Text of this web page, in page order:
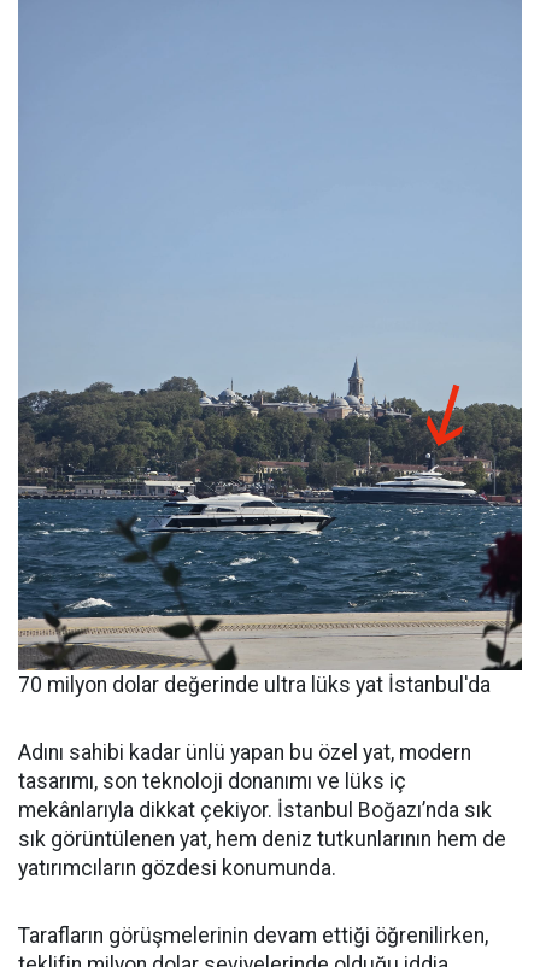
70 milyon dolar değerinde ultra lüks yat İstanbul'da
Adını sahibi kadar ünlü yapan bu özel yat, modern
tasarımı, son teknoloji donanımı ve lüks iç
mekânlarıyla dikkat çekiyor. İstanbul Boğazı’nda sık
sık görüntülenen yat, hem deniz tutkunlarının hem de
yatırımcıların gözdesi konumunda.
Tarafların görüşmelerinin devam ettiği öğrenilirken,